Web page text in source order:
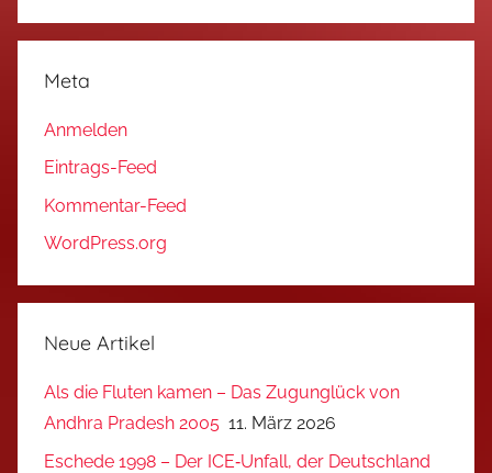
Meta
Anmelden
Eintrags-Feed
Kommentar-Feed
WordPress.org
Neue Artikel
Als die Fluten kamen – Das Zugunglück von
Andhra Pradesh 2005 11. März 2026
Eschede 1998 – Der ICE‑Unfall, der Deutschland